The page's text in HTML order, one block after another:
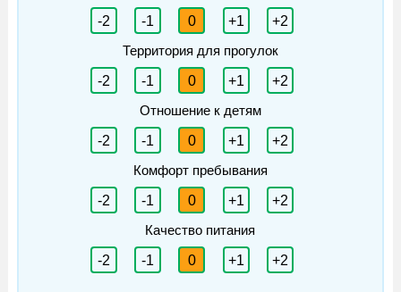
-2
-1 0 +1
+2
Территория для прогулок
-2
-1 0 +1
+2
Отношение к детям
-2
-1 0 +1
+2
Комфорт пребывания
-2
-1 0 +1
+2
Качество питания
-2
-1 0 +1 +2